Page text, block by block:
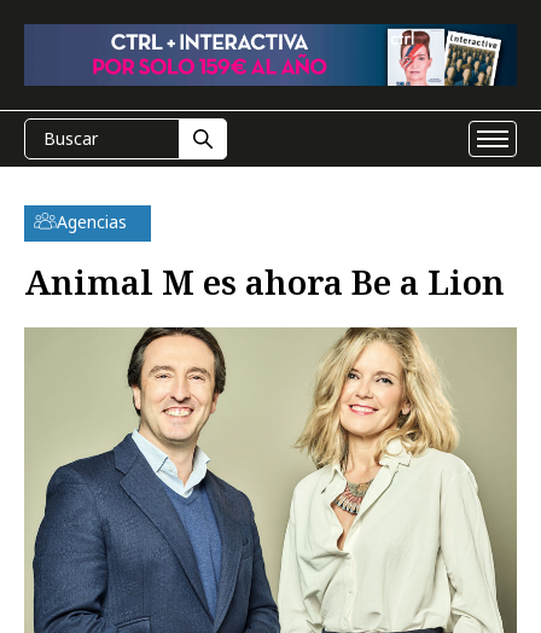
Agencias
Animal M es ahora Be a Lion